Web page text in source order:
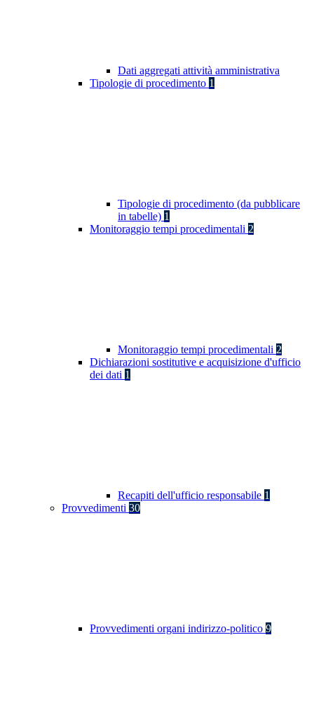
Dati aggregati attività amministrativa
Tipologie di procedimento 1
Tipologie di procedimento (da pubblicare
in tabelle) 1
Monitoraggio tempi procedimentali 2
Monitoraggio tempi procedimentali 2
Dichiarazioni sostitutive e acquisizione d'ufficio
dei dati 1
Recapiti dell'ufficio responsabile 1
Provvedimenti 30
Provvedimenti organi indirizzo-politico 9